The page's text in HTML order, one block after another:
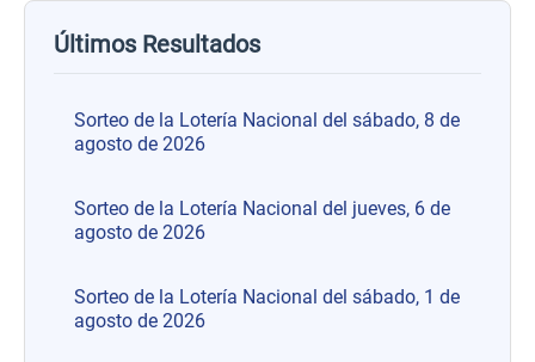
Últimos Resultados
Sorteo de la Lotería Nacional del sábado, 8 de
agosto de 2026
Sorteo de la Lotería Nacional del jueves, 6 de
agosto de 2026
Sorteo de la Lotería Nacional del sábado, 1 de
agosto de 2026